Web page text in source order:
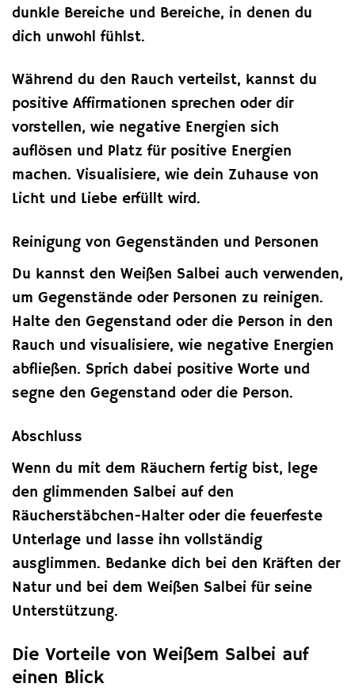
dunkle Bereiche und Bereiche, in denen du
dich unwohl fühlst.
Während du den Rauch verteilst, kannst du
positive Affirmationen sprechen oder dir
vorstellen, wie negative Energien sich
auflösen und Platz für positive Energien
machen. Visualisiere, wie dein Zuhause von
Licht und Liebe erfüllt wird.
Reinigung von Gegenständen und Personen
Du kannst den Weißen Salbei auch verwenden,
um Gegenstände oder Personen zu reinigen.
Halte den Gegenstand oder die Person in den
Rauch und visualisiere, wie negative Energien
abfließen. Sprich dabei positive Worte und
segne den Gegenstand oder die Person.
Abschluss
Wenn du mit dem Räuchern fertig bist, lege
den glimmenden Salbei auf den
Räucherstäbchen-Halter oder die feuerfeste
Unterlage und lasse ihn vollständig
ausglimmen. Bedanke dich bei den Kräften der
Natur und bei dem Weißen Salbei für seine
Unterstützung.
Die Vorteile von Weißem Salbei auf
einen Blick